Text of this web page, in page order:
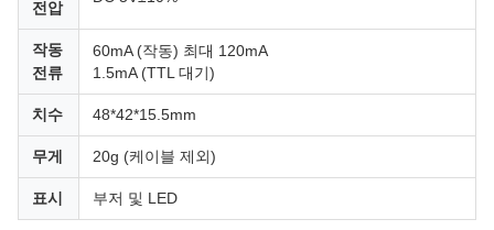
전압
작동
전류
60mA (작동) 최대 120mA
1.5mA (TTL 대기)
치수 48*42*15.5mm
무게 20g (케이블 제외)
표시 부저 및 LED